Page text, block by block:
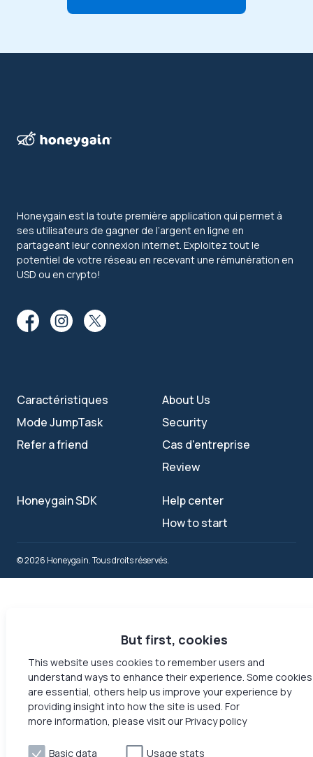
Honeygain est la toute première application qui permet à
ses utilisateurs de gagner de l’argent en ligne en
partageant leur connexion internet. Exploitez tout le
potentiel de votre réseau en recevant une rémunération en
USD ou en crypto!
Caractéristiques
Mode JumpTask
Refer a friend
About Us
Security
Cas d'entreprise
Review
Honeygain SDK
Help center
How to start
© 2026 Honeygain. Tous droits réservés.
But first, cookies
This website uses cookies to remember users and
understand ways to enhance their experience. Some cookies
are essential, others help us improve your experience by
providing insight into how the site is used. For
more information, please visit our Privacy policy
Basic data Usage stats